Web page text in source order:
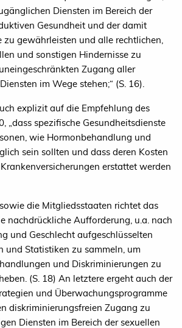
Diensten im Bereich der
Gesundheit und der damit
zu gewährleisten und alle rechtlichen,
und sonstigen Hindernisse zu
Zugang aller
im Wege stehen;“ (S. 16).
explizit auf die Empfehlung des
„dass spezifische Gesundheitsdienste
wie Hormonbehandlung und
sein sollten und dass deren Kosten
erstattet werden
die Mitgliedsstaaten richtet das
nachdrückliche Aufforderung, u.a. nach
und Geschlecht aufgeschlüsselten
und Statistiken zu sammeln, um
und Diskriminierungen zu
(S. 18) An letztere ergeht auch der
und Überwachungsprogramme
diskriminierungsfreien Zugang zu
Diensten im Bereich der sexuellen